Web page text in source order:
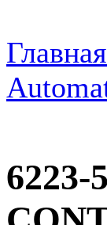
Главная